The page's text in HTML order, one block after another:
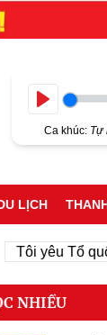
Ca khúc: Tự
LỊCH
yêu Tổ quốc tôi
NHIỀU